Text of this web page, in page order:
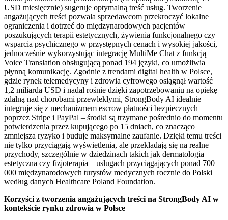
USD miesięcznie) sugeruje optymalną treść usług. Tworzenie
angażujących treści pozwala sprzedawcom przekroczyć lokalne
ograniczenia i dotrzeć do międzynarodowych pacjentów
poszukujących terapii estetycznych, żywienia funkcjonalnego czy
wsparcia psychicznego w przystępnych cenach i wysokiej jakości,
jednocześnie wykorzystując integrację MultiMe Chat z funkcją
Voice Translation obsługującą ponad 194 języki, co umożliwia
płynną komunikację. Zgodnie z trendami digital health w Polsce,
gdzie rynek telemedycyny i zdrowia cyfrowego osiągnął wartość
1,2 miliarda USD i nadal rośnie dzięki zapotrzebowaniu na opiekę
zdalną nad chorobami przewlekłymi, StrongBody AI idealnie
integruje się z mechanizmem escrow płatności bezpiecznych
poprzez Stripe i PayPal – środki są trzymane pośrednio do momentu
potwierdzenia przez kupującego po 15 dniach, co znacząco
zmniejsza ryzyko i buduje maksymalne zaufanie. Dzięki temu treści
nie tylko przyciągają wyświetlenia, ale przekładają się na realne
przychody, szczególnie w dziedzinach takich jak dermatologia
estetyczna czy fizjoterapia – usługach przyciągających ponad 700
000 międzynarodowych turystów medycznych rocznie do Polski
według danych Healthcare Poland Foundation.
Korzyści z tworzenia angażujących treści na StrongBody AI w
kontekście rynku zdrowia w Polsce